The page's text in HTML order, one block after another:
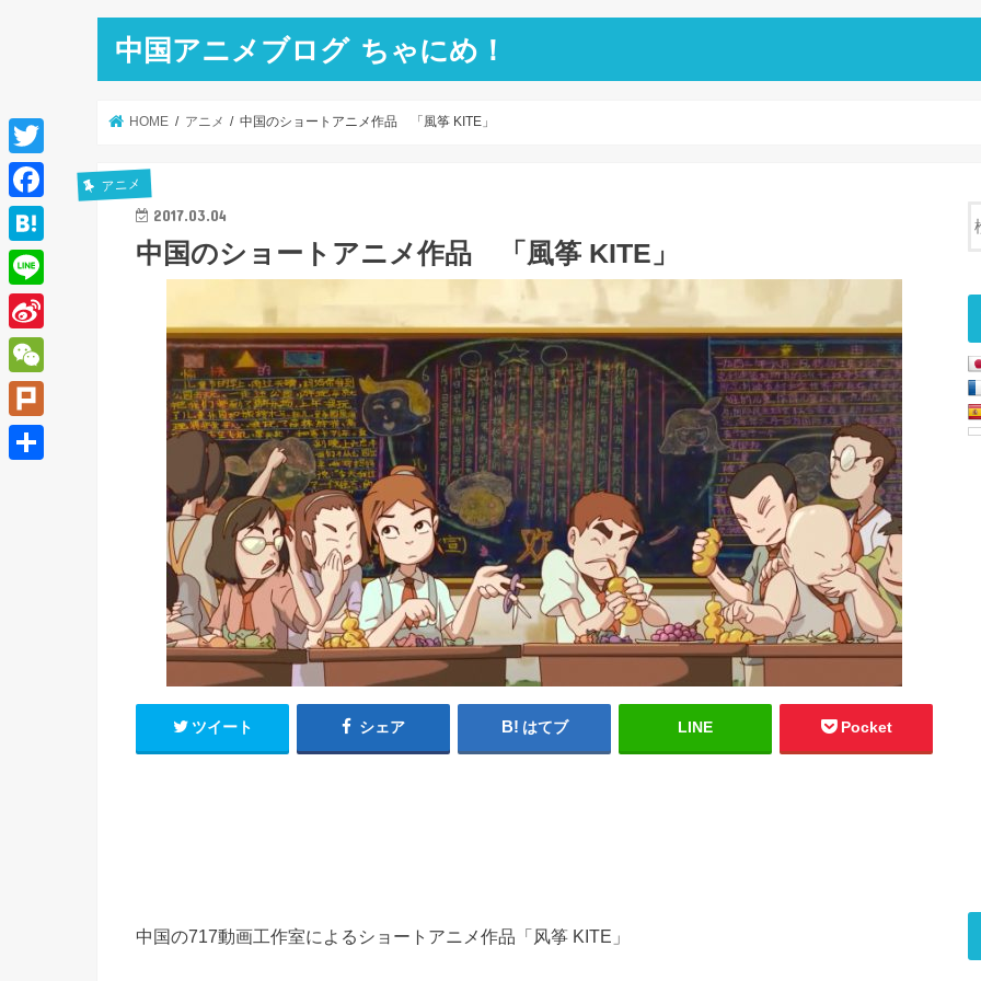
中国アニメブログ ちゃにめ！
HOME アニメ 中国のショートアニメ作品 「風筝 KITE」
アニメ
2017.03.04
中国のショートアニメ作品 「風筝 KITE」
ツイート シェア はてブ LINE Pocket
中国の717動画工作室によるショートアニメ作品「风筝 KITE」
T
w
i
t
e
r
F
a
c
e
b
o
o
k
H
a
t
e
a
L
i
n
e
S
i
n
a
W
e
C
P